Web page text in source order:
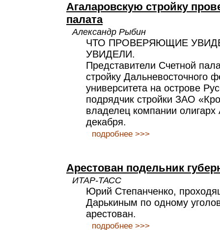
Агаларовскую стройку
палата
Александр Рыбин
ЧТО ПРОВЕРЯЮЩИЕ
УВИДЕЛИ.
Представители Счетной
стройку Дальневосточного
университета на острове
подрядчик стройки ЗАО
владелец компании
декабря.
подробнее >>>
Арестован подельник
ИТАР-ТАСС
Юрий Степанченко,
Дарькиным по одному
арестован.
подробнее >>>